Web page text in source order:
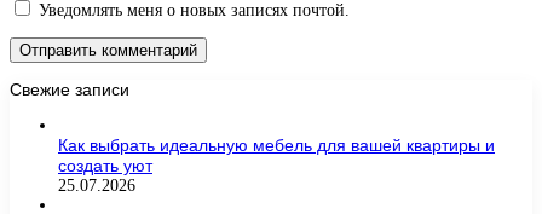
Уведомлять меня о новых записях почтой.
Свежие записи
Как выбрать идеальную мебель для вашей квартиры и
создать уют
25.07.2026